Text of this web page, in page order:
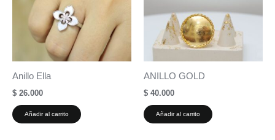
Anillo Ella
$ 26.000
Añadir al carrito
ANILLO GOLD
$ 40.000
Añadir al carrito